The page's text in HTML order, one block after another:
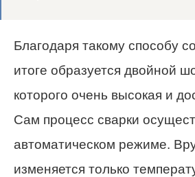
Благодаря такому способу
итоге образуется двойной
которого очень высокая и
Сам процесс сварки
автоматическом режиме.
изменяется только